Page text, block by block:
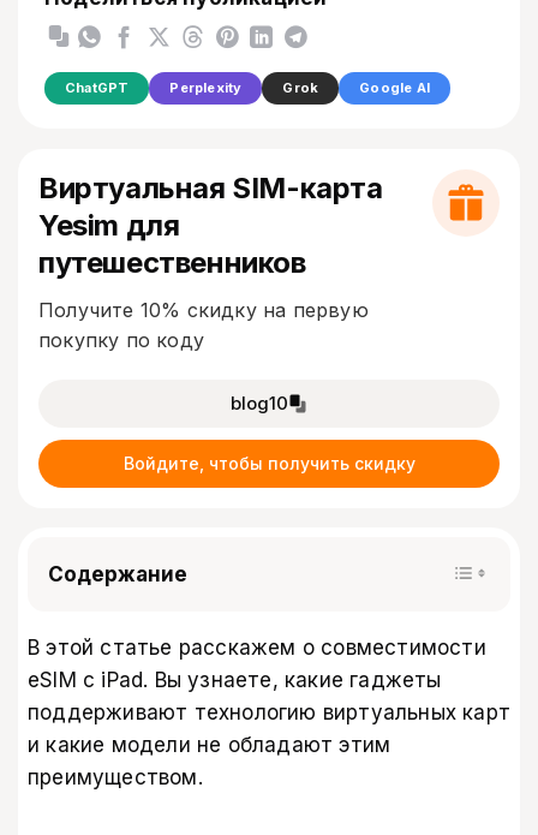
ChatGPT Perplexity Grok Google AI
Виртуальная SIM-карта
Yesim для
путешественников
Получите 10% скидку на первую
покупку по коду
blog10
Войдите, чтобы получить скидку
Содержание
В этой статье расскажем о совместимости
eSIM с iPad. Вы узнаете, какие гаджеты
поддерживают технологию виртуальных карт
и какие модели не обладают этим
преимуществом.